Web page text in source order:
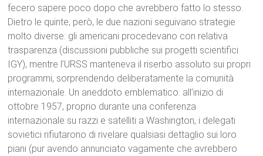
fecero sapere poco dopo che avrebbero fatto lo stesso.
Dietro le quinte, però, le due nazioni seguivano strategie
molto diverse: gli americani procedevano con relativa
trasparenza (discussioni pubbliche sui progetti scientifici
IGY), mentre l’URSS manteneva il riserbo assoluto sui propri
programmi, sorprendendo deliberatamente la comunità
internazionale. Un aneddoto emblematico: all’inizio di
ottobre 1957, proprio durante una conferenza
internazionale su razzi e satelliti a Washington, i delegati
sovietici rifiutarono di rivelare qualsiasi dettaglio sui loro
piani (pur avendo annunciato vagamente che avrebbero